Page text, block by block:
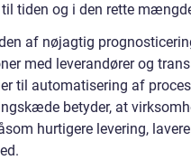
tiden og i den rette
af nøjagtig
med leverandører og
til automatisering af
betyder, at
hurtigere levering, lavere